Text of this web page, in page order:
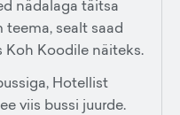
nädalaga täitsa
sealt saad
Koodile näiteks.
Hotellist
viis bussi juurde.